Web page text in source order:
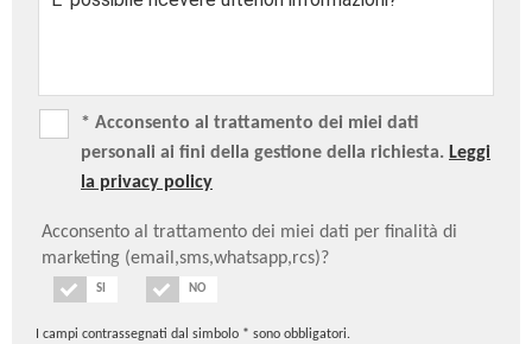
Sedile passeggero regolabile in altezza
Sedili anteriori elettrici riscaldati e ventilati
Sedili in pelle
Sensore pioggia
Sensori di parcheggio anteriori e posteriori
Servizi telematici Bluelink® per 10 anni (Lite)
* Acconsento al trattamento dei miei dati
personali ai fini della gestione della richiesta. Leggi
la privacy policy
Acconsento al trattamento dei miei dati per finalità di
marketing (email,sms,whatsapp,rcs)?
SI NO
I campi contrassegnati dal simbolo * sono obbligatori.